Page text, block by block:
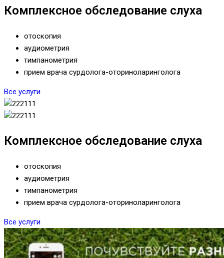
Комплексное обследование слуха
отоскопия
аудиометрия
тимпанометрия
прием врача сурдолога-оториноларинголога
Все услуги
Комплексное обследование слуха
отоскопия
аудиометрия
тимпанометрия
прием врача сурдолога-оториноларинголога
Все услуги